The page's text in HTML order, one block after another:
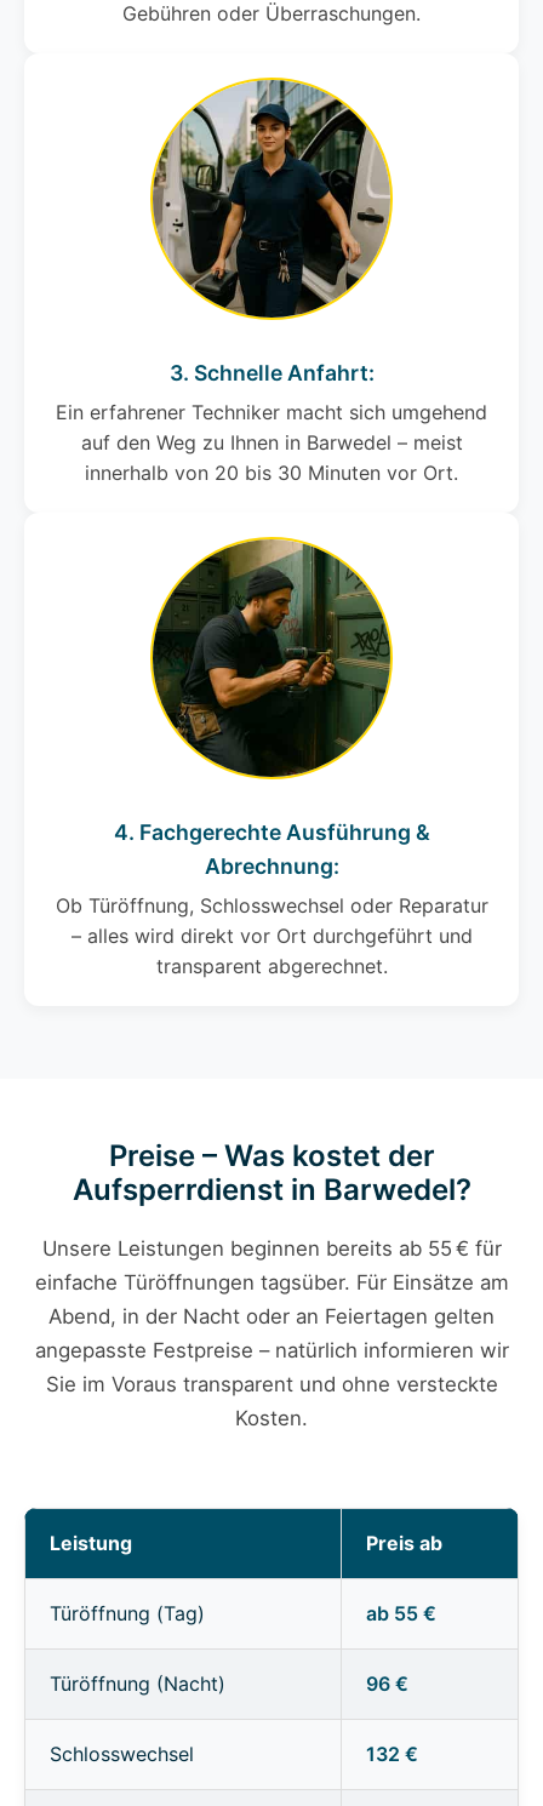
Gebühren oder Überraschungen.
3. Schnelle Anfahrt:
Ein erfahrener Techniker macht sich umgehend
auf den Weg zu Ihnen in Barwedel – meist
innerhalb von 20 bis 30 Minuten vor Ort.
4. Fachgerechte Ausführung &
Abrechnung:
Ob Türöffnung, Schlosswechsel oder Reparatur
– alles wird direkt vor Ort durchgeführt und
transparent abgerechnet.
Preise – Was kostet der
Aufsperrdienst in Barwedel?
Unsere Leistungen beginnen bereits ab 55 € für
einfache Türöffnungen tagsüber. Für Einsätze am
Abend, in der Nacht oder an Feiertagen gelten
angepasste Festpreise – natürlich informieren wir
Sie im Voraus transparent und ohne versteckte
Kosten.
Leistung Preis ab
Türöffnung (Tag) ab 55 €
Türöffnung (Nacht) 96 €
Schlosswechsel 132 €